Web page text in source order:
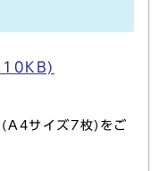
(A4サイズ7枚)をご